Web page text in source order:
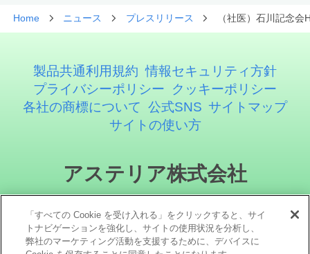
Home ニュース プレスリリース （社医）石川記念
製品共通利用規約 情報セキュリティ方針
プライバシーポリシー
クッキーポリシー
各社の商標について 公式SNS サイトマップ
サイトの使い方
アステリア株式会社
「すべての Cookie を受け入れる」をクリックすると、サイ
トナビゲーションを強化し、サイトの使用状況を分析し、
弊社のマーケティング活動を支援するために、デバイスに